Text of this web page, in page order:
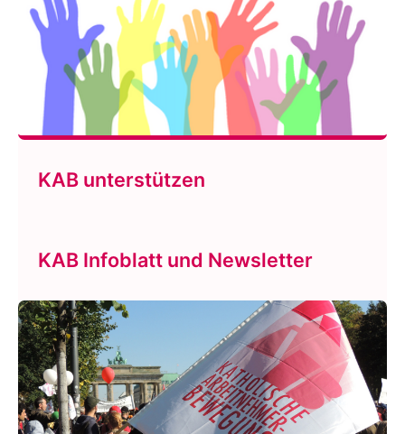
KAB unterstützen
KAB Infoblatt und Newsletter